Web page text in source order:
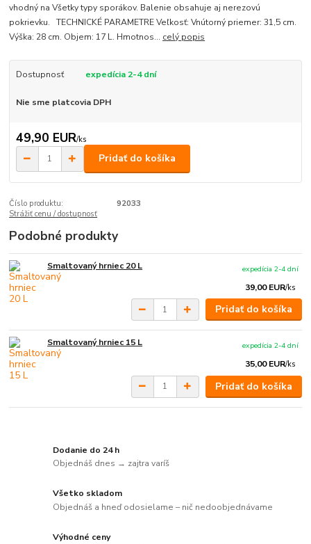
vhodný na Všetky typy sporákov. Balenie obsahuje aj nerezovú
pokrievku. TECHNICKÉ PARAMETRE Veľkosť: Vnútorný priemer: 31,5 cm.
Výška: 28 cm. Objem: 17 L. Hmotnos... celý popis
Dostupnosť expedícia 2-4 dní
Nie sme platcovia DPH
49,90 EUR/ks
Pridať do košíka
Číslo produktu:
92033
Strážiť cenu / dostupnosť
Podobné produkty
Smaltovaný hrniec 20 L
39,00 EUR/ks
expedícia 2-4 dní
Pridať do košíka
Smaltovaný hrniec 15 L
35,00 EUR/ks
expedícia 2-4 dní
Pridať do košíka
Dodanie do 24 h
Objednáš dnes → zajtra varíš
Všetko skladom
Objednáš a hneď odosielame – nič nedoobjednávame
Výhodné ceny